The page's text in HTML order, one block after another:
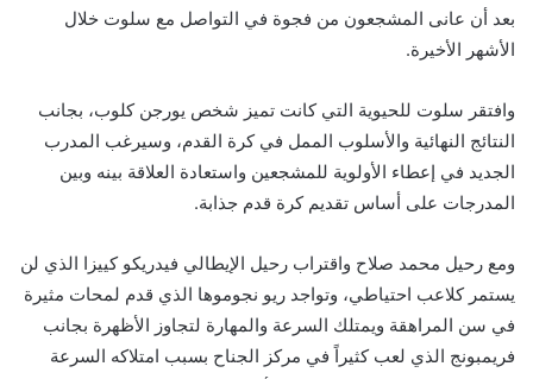
بعد أن عانى المشجعون من فجوة في التواصل مع سلوت خلال
الأشهر الأخيرة.
وافتقر سلوت للحيوية التي كانت تميز شخص يورجن كلوب، بجانب
النتائج النهائية والأسلوب الممل في كرة القدم، وسيرغب المدرب
الجديد في إعطاء الأولوية للمشجعين واستعادة العلاقة بينه وبين
المدرجات على أساس تقديم كرة قدم جذابة.
ومع رحيل محمد صلاح واقتراب رحيل الإيطالي فيدريكو كييزا الذي لن
يستمر كلاعب احتياطي، وتواجد ريو نجوموها الذي قدم لمحات مثيرة
في سن المراهقة ويمتلك السرعة والمهارة لتجاوز الأظهرة بجانب
فريمبونج الذي لعب كثيراً في مركز الجناح بسبب امتلاكه السرعة